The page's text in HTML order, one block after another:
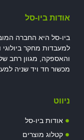
אודות ביו-סל
ביו-סל היא החברה
למעבדות מחקר
והאספקה, מגוון רחב
מכשור חד ויד שניה
ניווט
אודות ביו-סל
קטלוג מוצרים